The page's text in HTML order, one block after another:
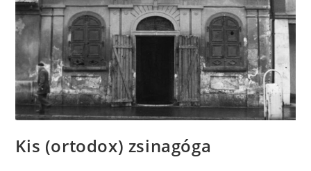
Kis (ortodox) zsinagóga